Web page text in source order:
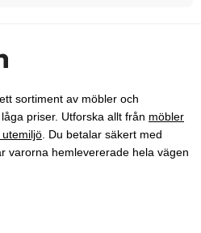
sortiment av möbler och
priser. Utforska allt från möbler
. Du betalar säkert med
varorna hemlevererade hela vägen